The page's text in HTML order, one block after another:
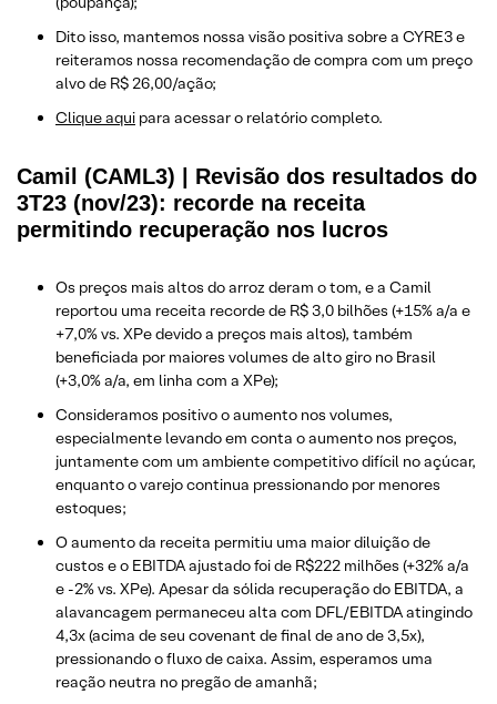
Dito isso, mantemos nossa visão positiva sobre a CYRE3 e
reiteramos nossa recomendação de compra com um preço
alvo de R$ 26,00/ação;
Clique aqui para acessar o relatório completo.
Camil (CAML3) | Revisão dos resultados do
3T23 (nov/23): recorde na receita
permitindo recuperação nos lucros
Os preços mais altos do arroz deram o tom, e a Camil
reportou uma receita recorde de R$ 3,0 bilhões (+15% a/a e
+7,0% vs. XPe devido a preços mais altos), também
beneficiada por maiores volumes de alto giro no Brasil
(+3,0% a/a, em linha com a XPe);
Consideramos positivo o aumento nos volumes,
especialmente levando em conta o aumento nos preços,
juntamente com um ambiente competitivo difícil no açúcar,
enquanto o varejo continua pressionando por menores
estoques;
O aumento da receita permitiu uma maior diluição de
custos e o EBITDA ajustado foi de R$222 milhões (+32% a/a
e -2% vs. XPe). Apesar da sólida recuperação do EBITDA, a
alavancagem permaneceu alta com DFL/EBITDA atingindo
4,3x (acima de seu covenant de final de ano de 3,5x),
pressionando o fluxo de caixa. Assim, esperamos uma
reação neutra no pregão de amanhã;